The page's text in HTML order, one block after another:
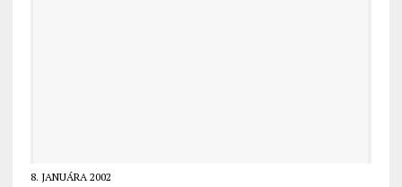
8. JANUÁRA 2002